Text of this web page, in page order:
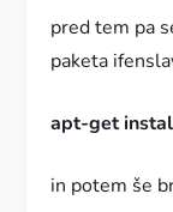
pred tem pa
paketa
apt-get
in potem še